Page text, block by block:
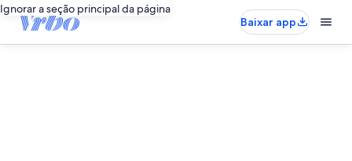
Ignorar a seção principal da página
Baixar app